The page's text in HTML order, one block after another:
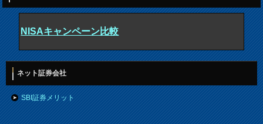
NISAキャンペーン比較
ネット証券会社
SBI証券メリット